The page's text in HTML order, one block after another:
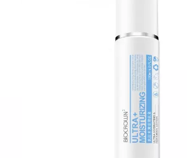
Капсулы С Маслом